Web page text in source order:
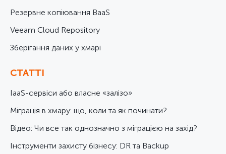
Резервне копіювання BaaS
Veeam Cloud Repository
Зберігання даних у хмарі
СТАТТІ
IaaS-сервіси або власне «залізо»
Міграція в хмару: що, коли та як починати?
Відео: Чи все так однозначно з міграцією на захід?
Інструменти захисту бізнесу: DR та Backup